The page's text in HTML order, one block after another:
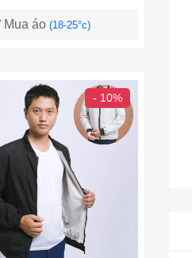
Mua áo(18-25°c)
- 10%